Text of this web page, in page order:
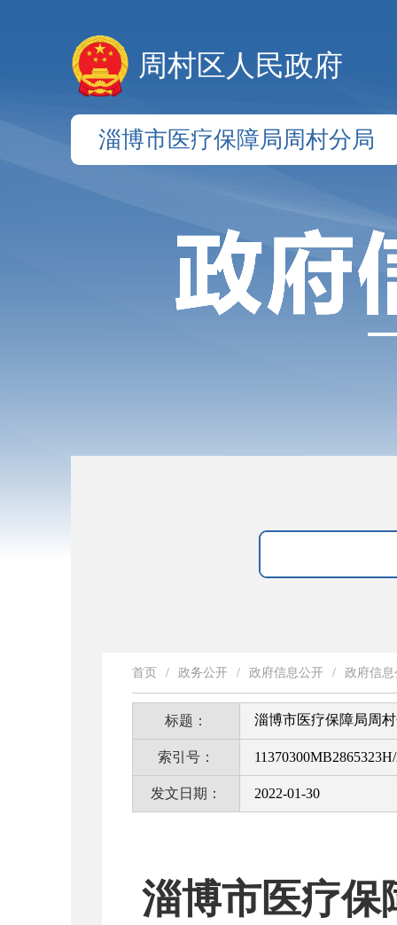
周村区人民政府
淄博市医疗保障局周村分局
首页 / 政务公开 / 政府信息公开 / 政府信
标题： 淄博市医疗保障局周
索引号：
发文日期： 2022-01-30
淄博市医疗保